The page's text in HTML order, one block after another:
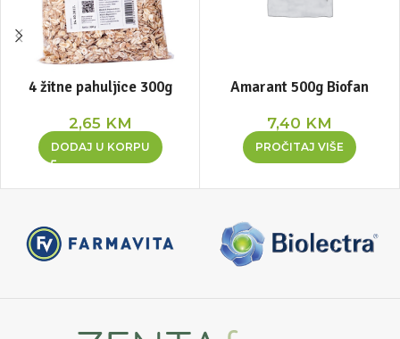
4 žitne pahuljice 300g
2,65 KM
DODAJ U KORPU
Amarant 500g Biofan
7,40 KM
PROČITAJ VIŠE